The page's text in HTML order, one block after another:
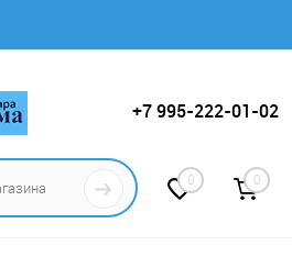
+7 995-222-01-02
0 0